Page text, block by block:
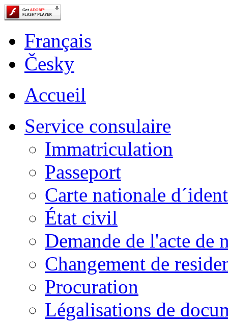
Français
Česky
Accueil
Service consulaire
Immatriculation
Passeport
Carte nationale
État civil
Demande de l'acte de
Changement de
Procuration
Légalisations de